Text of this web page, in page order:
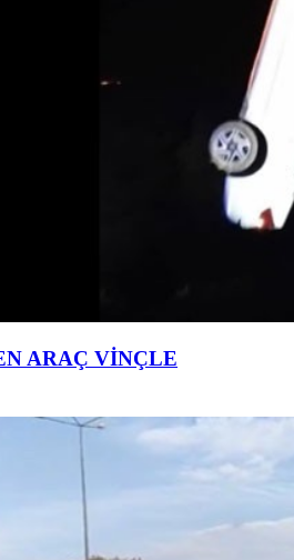
ARAÇ VİNÇLE